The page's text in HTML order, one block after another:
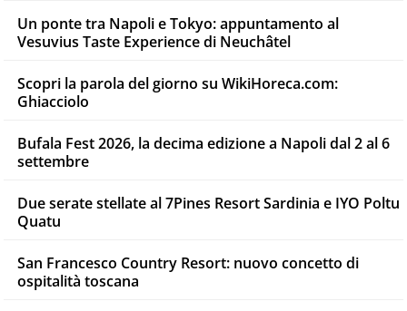
Un ponte tra Napoli e Tokyo: appuntamento al
Vesuvius Taste Experience di Neuchâtel
Scopri la parola del giorno su WikiHoreca.com:
Ghiacciolo
Bufala Fest 2026, la decima edizione a Napoli dal 2 al 6
settembre
Due serate stellate al 7Pines Resort Sardinia e IYO Poltu
Quatu
San Francesco Country Resort: nuovo concetto di
ospitalità toscana